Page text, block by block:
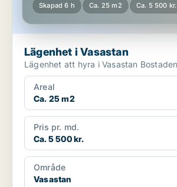
Skapad 6 h Ca. 25 m2 Ca. 5 500 kr.
Lägenhet i Vasastan
Lägenhet att hyra i
Areal
Ca. 25 m2
Pris pr. md.
Ca. 5 500 kr.
Område
Vasastan